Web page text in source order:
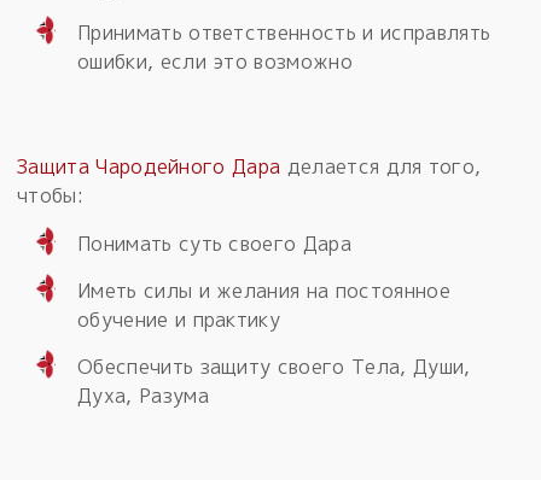
Принимать ответственность и исправлять
ошибки, если это возможно
Защита Чародейного Дара делается для того,
чтобы:
Понимать суть своего Дара
Иметь силы и желания на постоянное
обучение и практику
Обеспечить защиту своего Тела, Души,
Духа, Разума